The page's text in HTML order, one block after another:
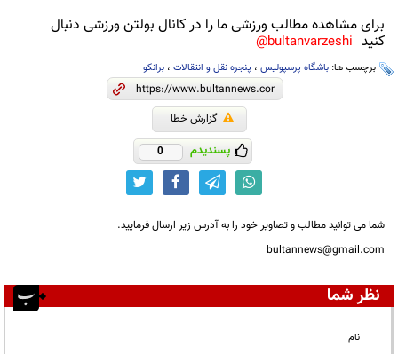
برای مشاهده مطالب ورزشی ما را در کانال بولتن ورزشی دنبال
کنید bultanvarzeshi@
برچسب ها: باشگاه پرسپولیس ، پنجره نقل و انتقالات ، برانکو
گزارش خطا
پسندیدم 0
شما می توانید مطالب و تصاویر خود را به آدرس زیر ارسال فرمایید.
bultannews@gmail.com
نظر شما
نام